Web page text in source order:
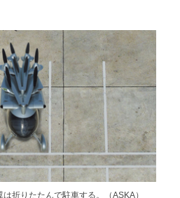
折りたたんで駐車する。（ASKA）